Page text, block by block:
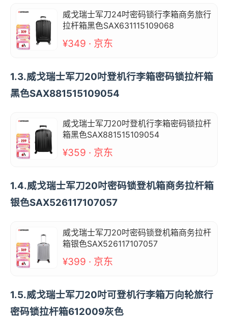
威戈瑞士军刀24吋密码锁行李箱商务旅行
拉杆箱黑色SAX631115109068
¥349 · 京东
1.3.威戈瑞士军刀20吋登机行李箱密码锁拉杆箱
黑色SAX881515109054
威戈瑞士军刀20吋登机行李箱密码锁拉杆
箱黑色SAX881515109054
¥359 · 京东
1.4.威戈瑞士军刀20吋密码锁登机箱商务拉杆箱
银色SAX526117107057
威戈瑞士军刀20吋密码锁登机箱商务拉杆
箱银色SAX526117107057
¥399 · 京东
1.5.威戈瑞士军刀20吋可登机行李箱万向轮旅行
密码锁拉杆箱612009灰色